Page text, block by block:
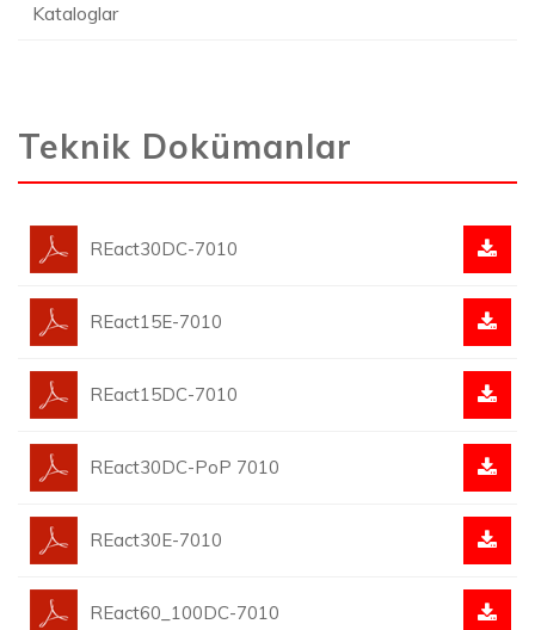
Kataloglar
Teknik Dokümanlar
REact30DC-7010
REact15E-7010
REact15DC-7010
REact30DC-PoP 7010
REact30E-7010
REact60_100DC-7010